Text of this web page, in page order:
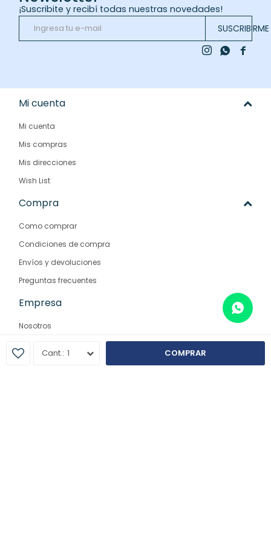
1 COMPRAR
¡Suscribite y recibí todas nuestras novedades!
SUSCRIBIRME

 
Mi cuenta
Mi cuenta
Mis compras
Mis direcciones
Wish List
Compra
Como comprar
Condiciones de compra
Envíos y devoluciones
Preguntas frecuentes
Empresa
Nosotros